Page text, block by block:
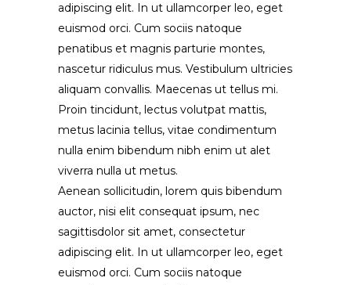
adipiscing elit. In ut ullamcorper leo, eget
euismod orci. Cum sociis natoque
penatibus et magnis parturie montes,
nascetur ridiculus mus. Vestibulum ultricies
aliquam convallis. Maecenas ut tellus mi.
Proin tincidunt, lectus volutpat mattis,
metus lacinia tellus, vitae condimentum
nulla enim bibendum nibh enim ut alet
viverra nulla ut metus.
Aenean sollicitudin, lorem quis bibendum
auctor, nisi elit consequat ipsum, nec
sagittisdolor sit amet, consectetur
adipiscing elit. In ut ullamcorper leo, eget
euismod orci. Cum sociis natoque